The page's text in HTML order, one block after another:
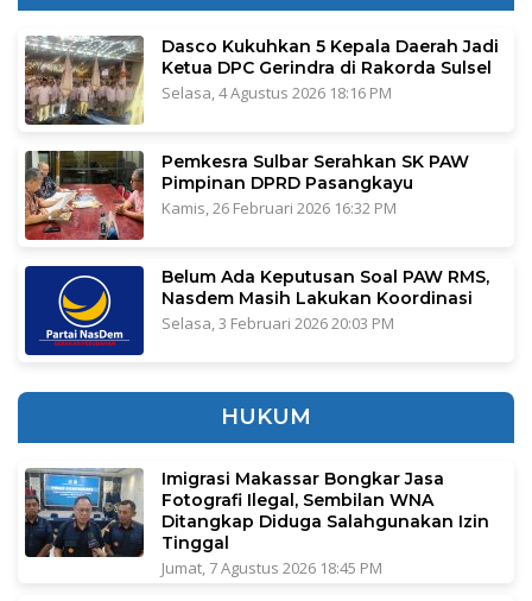
Dasco Kukuhkan 5 Kepala Daerah Jadi
Ketua DPC Gerindra di Rakorda Sulsel
Selasa, 4 Agustus 2026 18:16 PM
Pemkesra Sulbar Serahkan SK PAW
Pimpinan DPRD Pasangkayu
Kamis, 26 Februari 2026 16:32 PM
Belum Ada Keputusan Soal PAW RMS,
Nasdem Masih Lakukan Koordinasi
Selasa, 3 Februari 2026 20:03 PM
HUKUM
Imigrasi Makassar Bongkar Jasa
Fotografi Ilegal, Sembilan WNA
Ditangkap Diduga Salahgunakan Izin
Tinggal
Jumat, 7 Agustus 2026 18:45 PM